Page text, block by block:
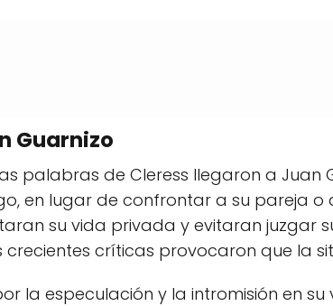
Guarnizo
palabras de Cleress llegaron a Juan
en lugar de confrontar a su pareja o
su vida privada y evitaran juzgar
crecientes críticas provocaron que la
la especulación y la intromisión en